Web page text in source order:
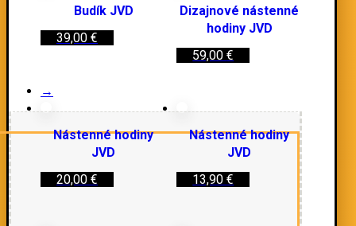
Budík JVD
39,00 €
Dizajnové nástenné
hodiny JVD
59,00€
Nástenné hodiny
JVD
20,00 €
Nástenné hodiny
JVD
13,90€
→